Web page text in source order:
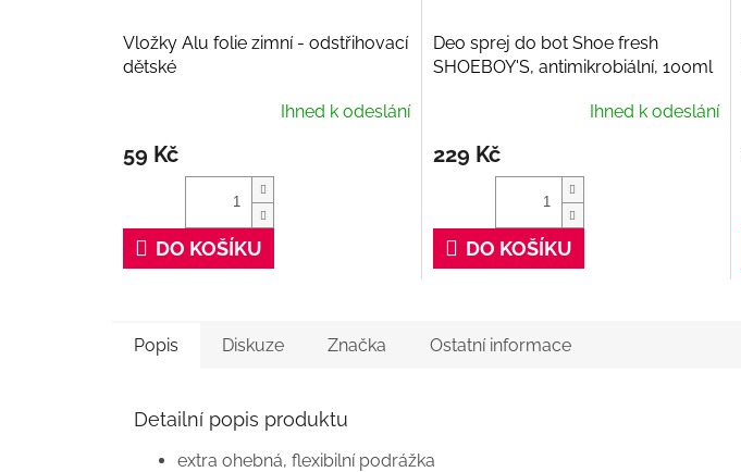
Vložky Alu folie zimní - odstřihovací
dětské
Ihned k odeslání
59 Kč
DO KOŠÍKU
Deo sprej do bot Shoe fresh
SHOEBOY'S, antimikrobiální, 100ml
Ihned k odeslání
229 Kč
DO KOŠÍKU
Popis Diskuze Značka Ostatní informace
Detailní popis produktu
extra ohebná, flexibilní podrážka